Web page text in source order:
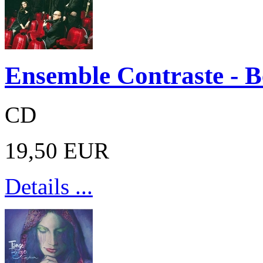
Ensemble Contraste -
CD
19,50 EUR
Details ...